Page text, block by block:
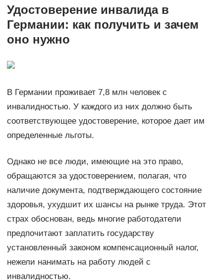
Удостоверение инвалида в
Германии: как получить и зачем
оно нужно
В Германии проживает 7,8 млн человек с
инвалидностью. У каждого из них должно быть
соответствующее удостоверение, которое дает им
определенные льготы.
Однако не все люди, имеющие на это право,
обращаются за удостоверением, полагая, что
наличие документа, подтверждающего состояние
здоровья, ухудшит их шансы на рынке труда. Этот
страх обоснован, ведь многие работодатели
предпочитают заплатить государству
установленный законом компенсационный налог,
нежели нанимать на работу людей с
инвалидностью.